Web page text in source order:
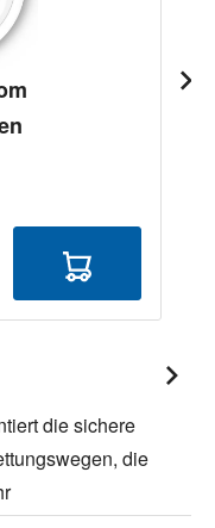
die sichere
die